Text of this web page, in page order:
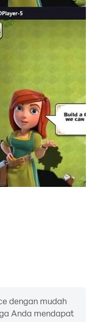
dengan mudah
Anda mendapat